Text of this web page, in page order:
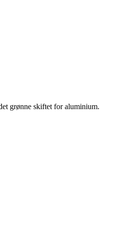
grønne skiftet for aluminium.